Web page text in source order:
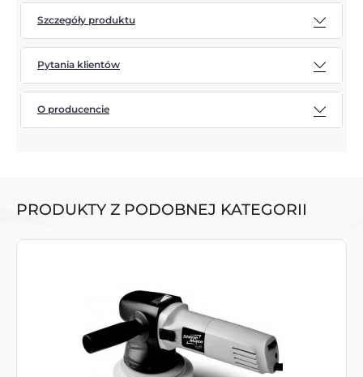
Szczegóły produktu
Pytania klientów
O producencie
PRODUKTY Z PODOBNEJ KATEGORII